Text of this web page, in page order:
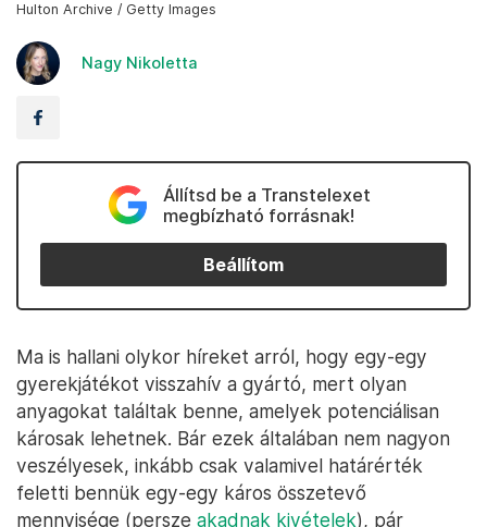
Hulton Archive / Getty Images
Nagy Nikoletta
Állítsd be a Transtelexet
megbízható forrásnak!
Beállítom
Ma is hallani olykor híreket arról, hogy egy-egy
gyerekjátékot visszahív a gyártó, mert olyan
anyagokat találtak benne, amelyek potenciálisan
károsak lehetnek. Bár ezek általában nem nagyon
veszélyesek, inkább csak valamivel határérték
feletti bennük egy-egy káros összetevő
mennyisége (persze akadnak kivételek), pár